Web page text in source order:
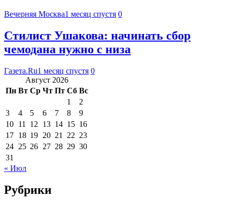
Вечерняя Москва1 месяц спустя 0
Стилист Ушакова: начинать сбор
чемодана нужно с низа
Газета.Ru1 месяц спустя 0
Август 2026
Пн Вт Ср Чт Пт Сб Вс
1
2
3
4 5 6 7 8
9
10 11 12 13 14 15 16
17 18 19 20 21 22 23
24 25 26 27 28 29 30
31
« Июл
Рубрики